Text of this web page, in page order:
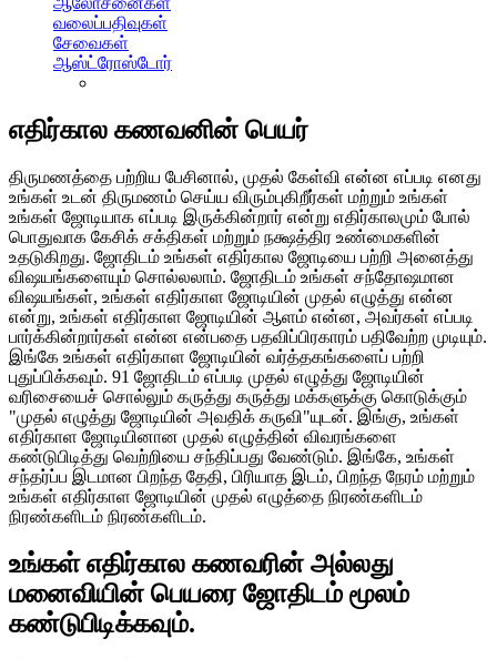
வலைப்பதிவுகள்
சேவைகள்
ஆஸ்ட்ரோஸ்டோர்
எதிர்கால கணவனின் பெயர்
திருமணத்தை பற்றிய பேசினால், முதல் கேள்வி என்ன எப்படி எனது
உங்கள் உடன் திருமணம் செய்ய விரும்புகிறீர்கள் மற்றும் உங்கள்
உங்கள் ஜோடியாக எப்படி இருக்கின்றார் என்று எதிர்காலமும் போல்
பொதுவாக கேசிக் சக்திகள் மற்றும் நக்ஷத்திர உண்மைகளின்
உதடுகிறது. ஜோதிடம் உங்கள் எதிர்கால ஜோடியை பற்றி அனைத்து
விஷயங்களையும் சொல்லலாம். ஜோதிடம் உங்கள் சந்தோஷமான
விஷயங்கள், உங்கள் எதிர்காள ஜோடியின் முதல் எழுத்து என்ன
என்று, உங்கள் எதிர்காள ஜோடியின் ஆளம் என்ன, அவர்கள் எப்படி
பார்க்கின்றார்கள் என்ன என்பதை பதவிப்பிரகாரம் பதிவேற்ற முடியும்.
இங்கே உங்கள் எதிர்காள ஜோடியின் வர்த்தகங்களைப் பற்றி
புதுப்பிக்கவும். 91 ஜோதிடம் எப்படி முதல் எழுத்து ஜோடியின்
வரிசையைச் சொல்லும் கருத்து கருத்து மக்களுக்கு கொடுக்கும்
"முதல் எழுத்து ஜோடியின் அவதிக் கருவி"யுடன். இங்கு, உங்கள்
எதிர்காள ஜோடியினான முதல் எழுத்தின் விவரங்களை
கண்டுபிடித்து வெற்றியை சந்திப்பது வேண்டும். இங்கே, உங்கள்
சந்தர்ப்ப இடமான பிறந்த தேதி, பிரியாத இடம், பிறந்த நேரம் மற்றும்
உங்கள் எதிர்காள ஜோடியின் முதல் எழுத்தை நிரண்களிடம்
நிரண்களிடம் நிரண்களிடம்.
உங்கள் எதிர்கால கணவரின் அல்லது
மனைவியின் பெயரை ஜோதிடம் மூலம்
கண்டுபிடிக்கவும்.